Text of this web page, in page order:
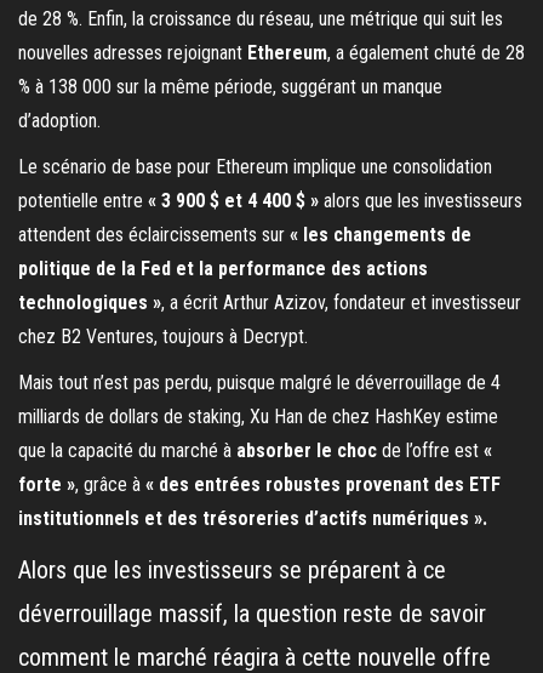
de 28 %. Enfin, la croissance du réseau, une métrique qui suit les
nouvelles adresses rejoignant Ethereum, a également chuté de 28
% à 138 000 sur la même période, suggérant un manque
d’adoption.
Le scénario de base pour Ethereum implique une consolidation
potentielle entre « 3 900 $ et 4 400 $ » alors que les investisseurs
attendent des éclaircissements sur « les changements de
politique de la Fed et la performance des actions
technologiques », a écrit Arthur Azizov, fondateur et investisseur
chez B2 Ventures, toujours à Decrypt.
Mais tout n’est pas perdu, puisque malgré le déverrouillage de 4
milliards de dollars de staking, Xu Han de chez HashKey estime
que la capacité du marché à absorber le choc de l’offre est «
forte », grâce à « des entrées robustes provenant des ETF
institutionnels et des trésoreries d’actifs numériques ».
Alors que les investisseurs se préparent à ce
déverrouillage massif, la question reste de savoir
comment le marché réagira à cette nouvelle offre